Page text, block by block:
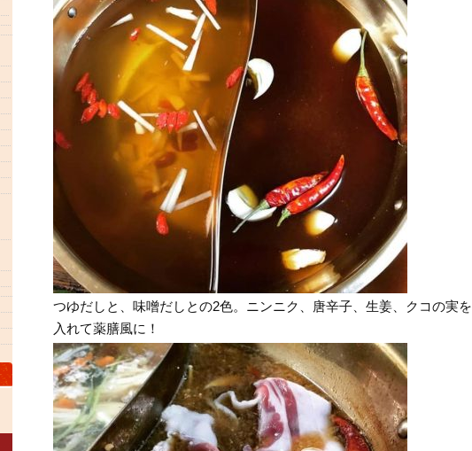
つゆだしと、味噌だしとの2色。ニンニク、唐辛子、生姜、クコの実を
入れて薬膳風に！